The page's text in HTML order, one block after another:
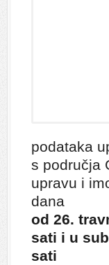
podataka
s područja
upravu i
dana
od 26.
sati i u
sati